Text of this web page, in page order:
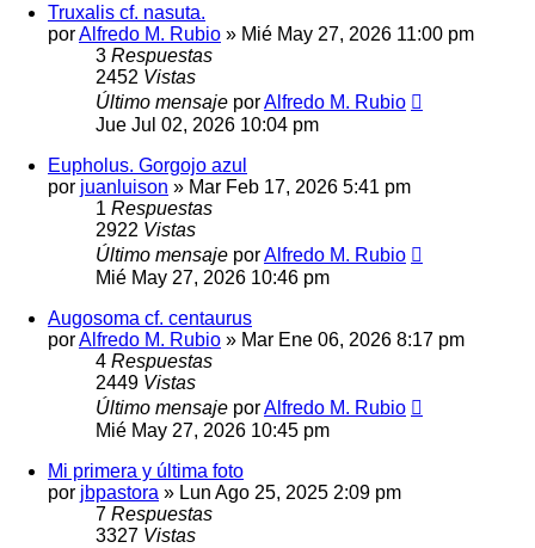
Truxalis cf. nasuta.
porAlfredo M. Rubio » Mié May 27, 2026 11:00 pm
3 Respuestas
2452 Vistas
Último mensaje porAlfredo M. Rubio
Jue Jul 02, 2026 10:04 pm
Eupholus. Gorgojo azul
por juanluison » Mar Feb 17, 2026 5:41 pm
1 Respuestas
2922 Vistas
Último mensaje porAlfredo M. Rubio
Mié May 27, 2026 10:46 pm
Augosoma cf. centaurus
porAlfredo M. Rubio » Mar Ene 06, 2026 8:17 pm
4 Respuestas
2449 Vistas
Último mensaje porAlfredo M. Rubio
Mié May 27, 2026 10:45 pm
Mi primera y última foto
por jbpastora » Lun Ago 25, 2025 2:09 pm
7 Respuestas
3327 Vistas